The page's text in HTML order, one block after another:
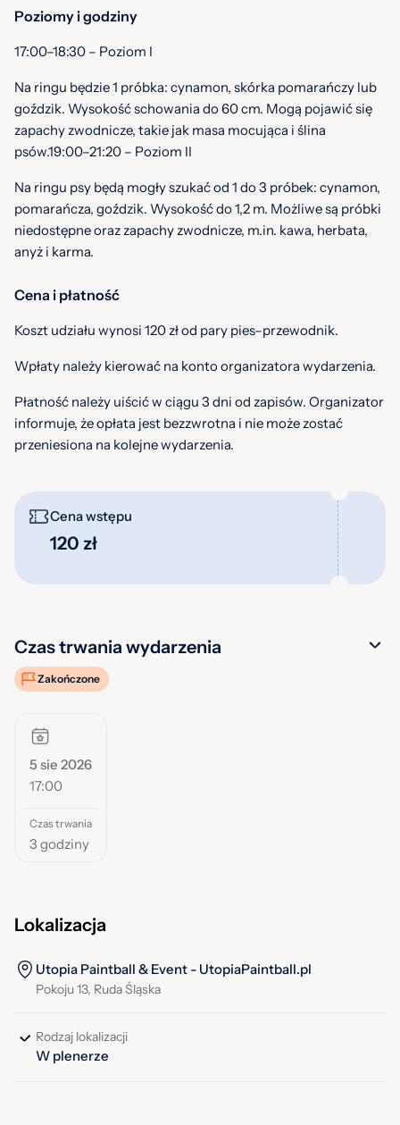
Poziomy i godziny
17:00–18:30 – Poziom I
Na ringu będzie 1 próbka: cynamon, skórka pomarańczy lub
goździk. Wysokość schowania do 60 cm. Mogą pojawić się
zapachy zwodnicze, takie jak masa mocująca i ślina
psów.19:00–21:20 – Poziom II
Na ringu psy będą mogły szukać od 1 do 3 próbek: cynamon,
pomarańcza, goździk. Wysokość do 1,2 m. Możliwe są próbki
niedostępne oraz zapachy zwodnicze, m.in. kawa, herbata,
anyż i karma.
Cena i płatność
Koszt udziału wynosi 120 zł od pary pies–przewodnik.
Wpłaty należy kierować na konto organizatora wydarzenia.
Płatność należy uiścić w ciągu 3 dni od zapisów. Organizator
informuje, że opłata jest bezzwrotna i nie może zostać
przeniesiona na kolejne wydarzenia.
Cena wstępu
120 zł
Czas trwania wydarzenia
Zakończone
5 sie 2026
17:00
Czas trwania
3 godziny
Lokalizacja
Utopia Paintball & Event - UtopiaPaintball.pl
Pokoju 13, Ruda Śląska
Rodzaj lokalizacji
W plenerze